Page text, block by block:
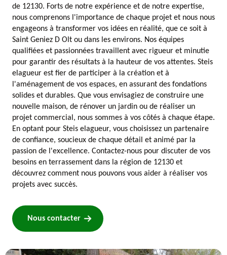
de 12130. Forts de notre expérience et de notre expertise,
nous comprenons l'importance de chaque projet et nous nous
engageons à transformer vos idées en réalité, que ce soit à
Saint Geniez D Olt ou dans les environs. Nos équipes
qualifiées et passionnées travaillent avec rigueur et minutie
pour garantir des résultats à la hauteur de vos attentes. Steis
elagueur est fier de participer à la création et à
l'aménagement de vos espaces, en assurant des fondations
solides et durables. Que vous envisagiez de construire une
nouvelle maison, de rénover un jardin ou de réaliser un
projet commercial, nous sommes à vos côtés à chaque étape.
En optant pour Steis elagueur, vous choisissez un partenaire
de confiance, soucieux de chaque détail et animé par la
passion de l'excellence. Contactez-nous pour discuter de vos
besoins en terrassement dans la région de 12130 et
découvrez comment nous pouvons vous aider à réaliser vos
projets avec succès.
Nous contacter